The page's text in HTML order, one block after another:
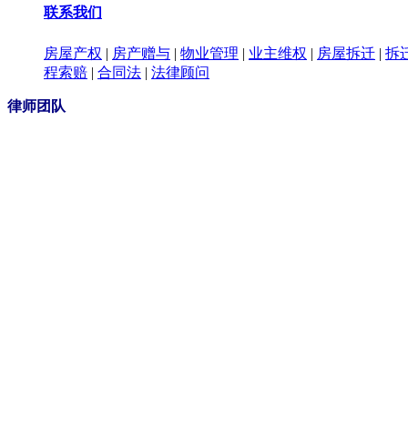
联系我们
房屋产权 | 房产赠与 | 物业管理 | 业主维权 | 房屋拆迁 | 拆
程索赔 | 合同法 | 法律顾问
律师团队